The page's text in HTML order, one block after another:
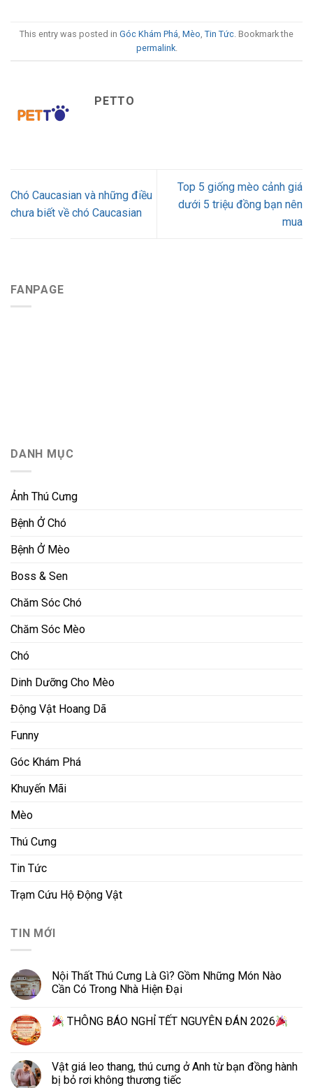
This entry was posted in Góc Khám Phá Mèo Tin Tức . Bookmark the
permalink.
PETTO
Chó Caucasian và những điều
chưa biết về chó Caucasian
Top 5 giống mèo cảnh giá
dưới 5 triệu đồng bạn nên
mua
FANPAGE
DANH MỤC
Ảnh Thú Cưng
Bệnh Ở Chó
Bệnh Ở Mèo
Boss & Sen
Chăm Sóc Chó
Chăm Sóc Mèo
Chó
Dinh Dưỡng Cho Mèo
Động Vật Hoang Dã
Funny
Góc Khám Phá
Khuyến Mãi
Mèo
Thú Cưng
Tin Tức
Trạm Cứu Hộ Động Vật
TIN MỚI
Nội Thất Thú Cưng Là Gì? Gồm Những Món Nào
Cần Có Trong Nhà Hiện Đại
THÔNG BÁO NGHỈ TẾT NGUYÊN ĐÁN 2026
Vật giá leo thang, thú cưng ở Anh từ bạn đồng hành
bị bỏ rơi không thương tiếc